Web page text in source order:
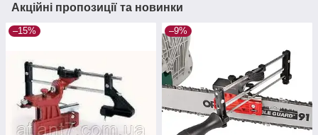
Акційні пропозиції та новинки
–15% –9%